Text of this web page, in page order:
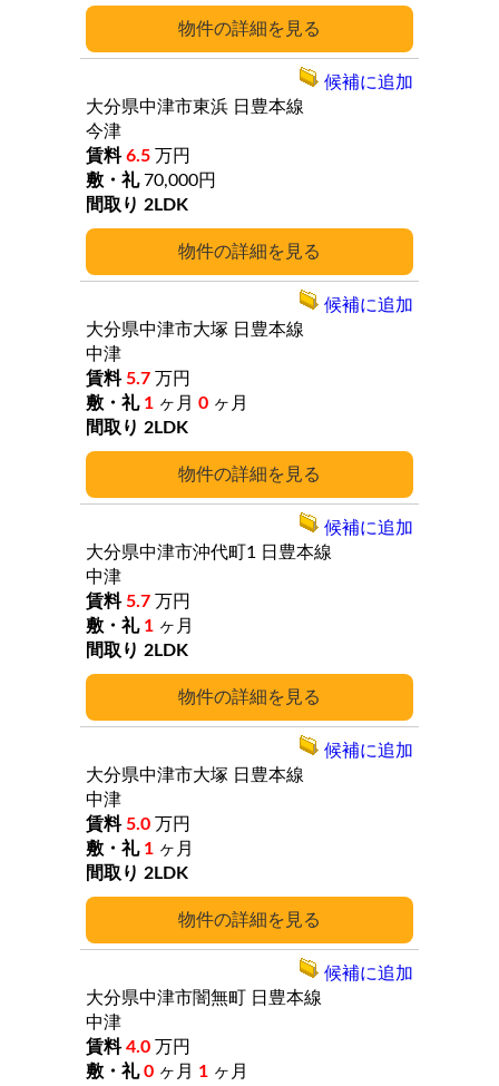
詳細
詳細
大分県中津市東浜 日豊本線
今津
6.5 万円
70,000円
2LDK
候補に追加
詳細
大分県中津市大塚 日豊本線
中津
5.7 万円
1 ヶ月 0 ヶ月
2LDK
候補に追加
詳細
大分県中津市沖代町1
日豊本線
中津
5.7 万円
1 ヶ月
2LDK
候補に追加
詳細
大分県中津市大塚 日豊本線
中津
5.0 万円
1 ヶ月
2LDK
候補に追加
大分県中津市闇無町
日豊本線
中津
4.0 万円
0 ヶ月 1 ヶ月
候補に追加